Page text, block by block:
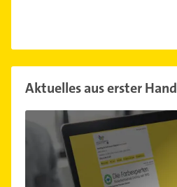
Aktuelles aus erster Hand